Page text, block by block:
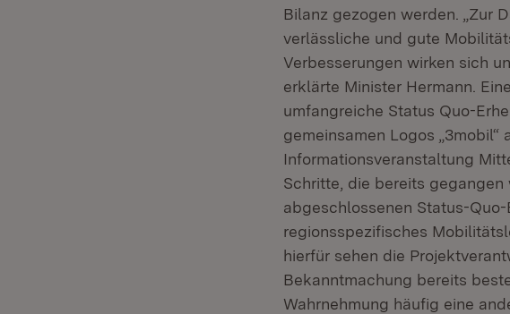
Bilanz gezogen werden. „Zur
verlässliche und gute
Verbesserungen wirken sich
erklärte Minister Hermann.
umfangreiche Status Quo-
gemeinsamen Logos
Informationsveranstaltung
Schritte, die bereits
abgeschlossenen Status-
regionsspezifisches
hierfür sehen die
Bekanntmachung bereits
Wahrnehmung häufig eine